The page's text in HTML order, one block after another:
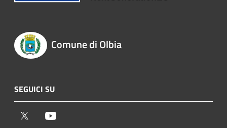
Comune di Olbia
SEGUICI SU
Twitter